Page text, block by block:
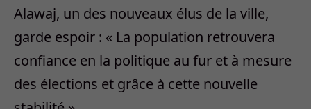
Alawaj, un des nouveaux élus de la ville,
garde espoir : « La population retrouvera
confiance en la politique au fur et à mesure
des élections et grâce à cette nouvelle